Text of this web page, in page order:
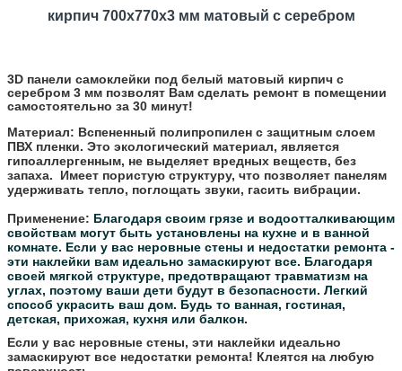
кирпич 700x770x3 мм матовый с серебром
3D панели самоклейки под белый матовый кирпич с
серебром 3 мм позволят Вам сделать ремонт в помещении
самостоятельно за 30 минут!
Материал: Вспененный полипропилен с защитным слоем
ПВХ пленки. Это экологический материал, является
гипоаллергенным, не выделяет вредных веществ, без
запаха. Имеет пористую структуру, что позволяет панелям
удерживать тепло, поглощать звуки, гасить вибрации.
Применение: Благодаря своим грязе и водоотталкивающим
свойствам могут быть установлены на кухне и в ванной
комнате. Если у вас неровные стены и недостатки ремонта -
эти наклейки вам идеально замаскируют все. Благодаря
своей мягкой структуре, предотвращают травматизм на
углах, поэтому ваши дети будут в безопасности. Легкий
способ украсить ваш дом. Будь то ванная, гостиная,
детская, прихожая, кухня или балкон.
Если у вас неровные стены, эти наклейки идеально
замаскируют все недостатки ремонта! Клеятся на любую